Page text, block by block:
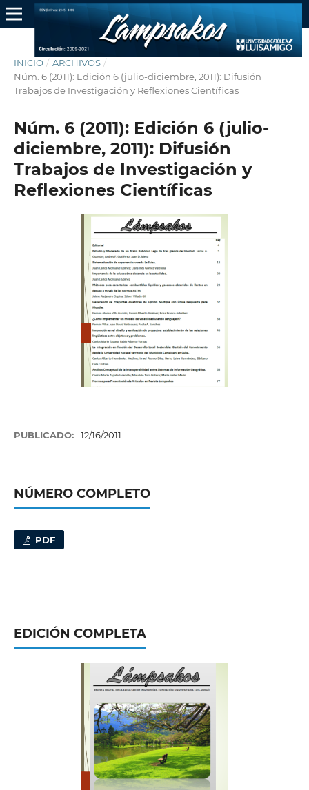
INICIO / ARCHIVOS /
Núm. 6 (2011): Edición 6 (julio-diciembre, 2011): Difusión
Trabajos de Investigación y Reflexiones Científicas
Núm. 6 (2011): Edición 6 (julio-
diciembre, 2011): Difusión
Trabajos de Investigación y
Reflexiones Científicas
PUBLICADO: 12/16/2011
NÚMERO COMPLETO
PDF
EDICIÓN COMPLETA